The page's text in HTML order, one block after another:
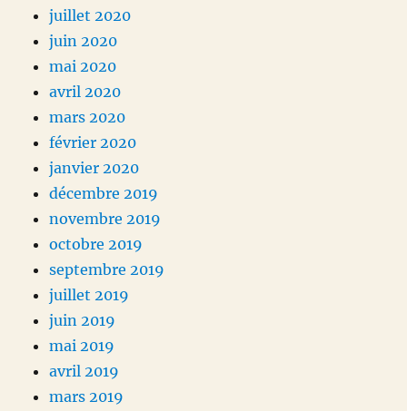
juillet 2020
juin 2020
mai 2020
avril 2020
mars 2020
février 2020
janvier 2020
décembre 2019
novembre 2019
octobre 2019
septembre 2019
juillet 2019
juin 2019
mai 2019
avril 2019
mars 2019